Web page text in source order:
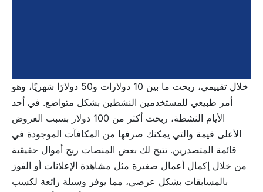
خلال تقييمي، ربحت ما بين 10 دولارات و50 دولارًا شهريًا، وهو
أمر طبيعي للمستخدمين النشطين بشكل متواضع. في أحد
الأيام النشطة، ربحت أكثر من 100 دولار بسبب العروض
الأعلى قيمة والتي يمكنك صرفها من المكافآت الموجودة في
قائمة المتصدرين. تتيح لك بعض المنصات ربح أموال حقيقية
من خلال إكمال أعمال صغيرة مثل مشاهدة الإعلانات أو الفوز
بالمسابقات بشكل عرضي، مما يوفر وسيلة رائعة لكسب